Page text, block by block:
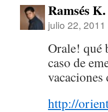
Ramsés
julio 22,
Orale! qué
caso de
http://